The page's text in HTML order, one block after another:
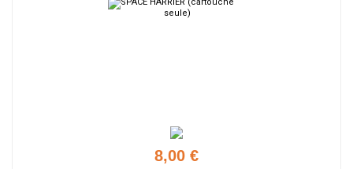
8,00 €